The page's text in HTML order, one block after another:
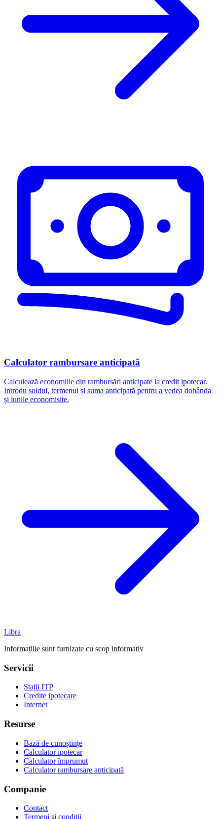
Calculator rambursare anticipată
Calculează economiile din rambursări anticipate la credit ipotecar.
Introdu soldul, termenul și suma anticipată pentru a vedea dobânda
și lunile economisite.
Libra
Informațiile sunt furnizate cu scop informativ
Servicii
Stații ITP
Credite ipotecare
Internet
Resurse
Bază de cunoștințe
Calculator ipotecar
Calculator împrumut
Calculator rambursare anticipată
Companie
Contact
Termeni și condiții